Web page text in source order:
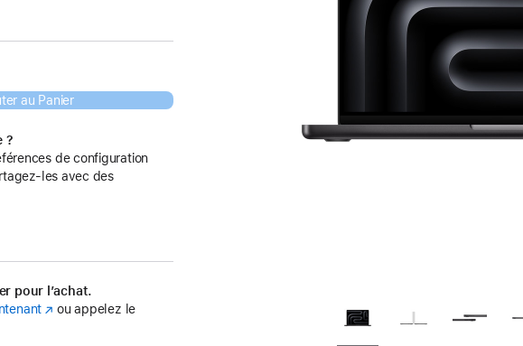
au Panier
?
de configuration
les avec des
pour l’achat.
(s’ouvre
ou appelez le